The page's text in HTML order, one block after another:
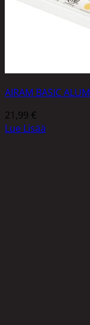
AIRAM BASIC
21,99 €
Lue Lisää